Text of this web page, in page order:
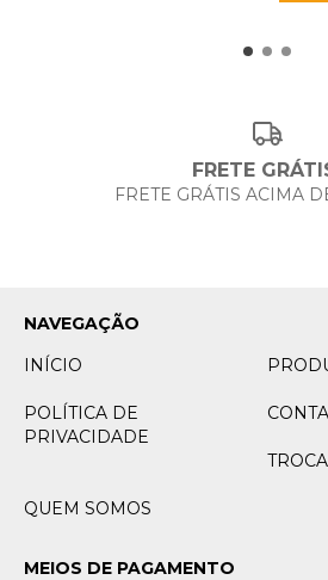
FRETE
FRETE GRÁTIS ACIMA
NAVEGAÇÃO
INÍCIO
POLÍTICA DE
PRIVACIDADE
QUEM SOMOS
MEIOS DE PAGAMENTO